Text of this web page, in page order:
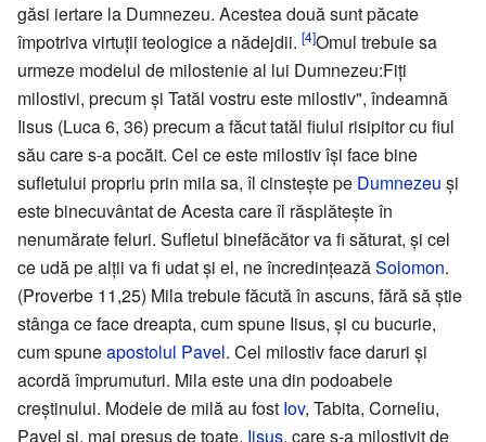
găsi iertare la Dumnezeu. Acestea două sunt păcate
împotriva virtuții teologice a nădejdii. [4]Omul trebuie sa
urmeze modelul de milostenie al lui Dumnezeu:Fiți
milostivi, precum și Tatăl vostru este milostiv", îndeamnă
Iisus (Luca 6, 36) precum a făcut tatăl fiului risipitor cu fiul
său care s-a pocăit. Cel ce este milostiv își face bine
sufletului propriu prin mila sa, îl cinstește pe Dumnezeu și
este binecuvântat de Acesta care îl răsplătește în
nenumărate feluri. Sufletul binefăcător va fi săturat, și cel
ce udă pe alții va fi udat și el, ne încredințeazăSolomon.
(Proverbe 11,25) Mila trebuie făcută în ascuns, fără să știe
stânga ce face dreapta, cum spune Iisus, și cu bucurie,
cum spuneapostolul Pavel. Cel milostiv face daruri și
acordă împrumuturi. Mila este una din podoabele
creștinului. Modele de milă au fost Iov, Tabita, Corneliu,
Pavel și, mai presus de toate, Iisus, care s-a milostivit de